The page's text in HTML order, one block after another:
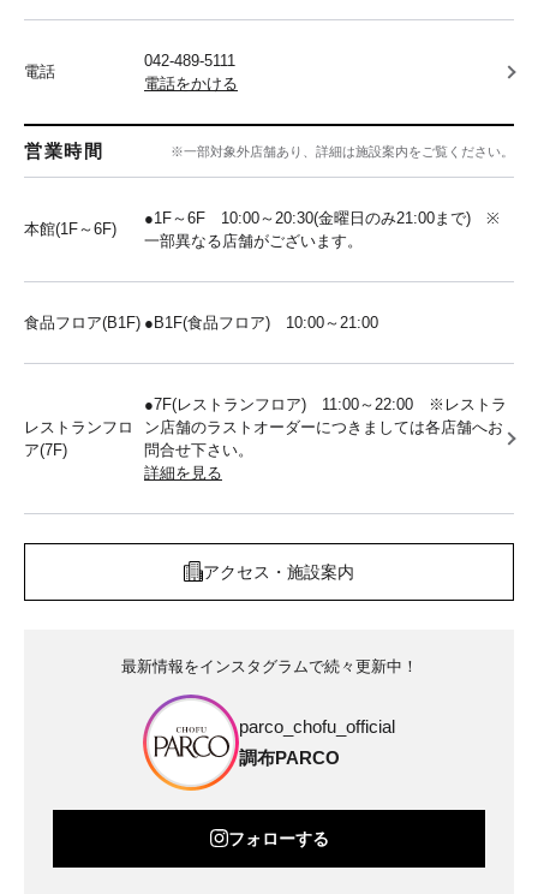
電話
042-489-5111
電話をかける
営業時間 ※一部対象外店舗あり、詳細は施設案内をご覧ください。
本館(1F～6F)
●1F～6F 10:00～20:30(金曜日のみ21:00まで) ※
一部異なる店舗がございます。
食品フロア(B1F) ●B1F(食品フロア) 10:00～21:00
レストランフロ
ア(7F)
●7F(レストランフロア) 11:00～22:00 ※レストラ
ン店舗のラストオーダーにつきましては各店舗へお
問合せ下さい。
詳細を見る
アクセス・施設案内
最新情報をインスタグラムで続々更新中！
parco_chofu_official
調布PARCO
フォローする